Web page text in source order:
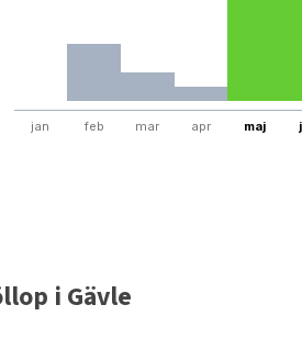
jan feb mar apr maj
i Gävle